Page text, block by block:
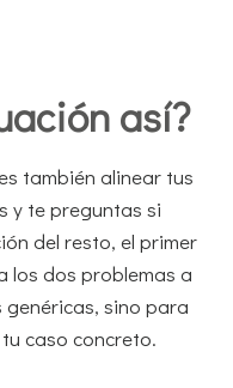
así?
también alinear tus
y te preguntas si
del resto, el primer
los dos problemas a
sino para
caso concreto.